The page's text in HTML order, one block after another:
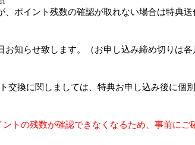
ポイント残数の確認が取れない場合は特典送
知らせ致します。（お申し込み締め切りは各
交換に関しましては、特典お申し込み後に個
トの残数が確認できなくなるため、事前にご